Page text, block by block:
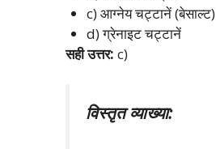
c) आग्नेय चट्टानें (बेसाल्ट)
d) ग्रेनाइट चट्टानें
सही उत्तर: c)
विस्तृत व्याख्या: